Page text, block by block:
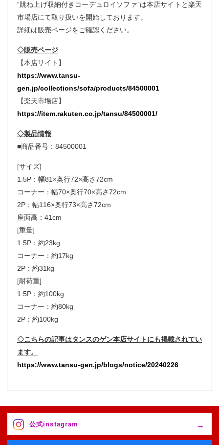
“跳ね上げ収納付きコーデュロイソファ”は本店サイトと楽天
市場店にて取り扱いを開始しております。
詳細は販売ページをご確認ください。
◇販売ページ
【本店サイト】
https://www.tansu-
gen.jp/collections/sofa/products/84500001
【楽天市場店】
https://item.rakuten.co.jp/tansu/84500001/
◇製品情報
■商品番号：84500001
[サイズ]
1.5P：幅81×奥行72×高さ72cm
コーナー：幅70×奥行70×高さ72cm
2P：幅116×奥行73×高さ72cm
座面高：41cm
[重量]
1.5P：約23kg
コーナー：約17kg
2P：約31kg
[耐荷重]
1.5P：約100kg
コーナー：約80kg
2P：約100kg
◇こちらの記事はタンスのゲン本店サイトにも掲載されてい
ます。
https://www.tansu-gen.jp/blogs/notice/20240226
公式instagram